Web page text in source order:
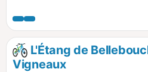
place à un site naturel que vous
tranquillement à l'aide de
aux abords de l'étang.
L'Étang de
Vigneaux